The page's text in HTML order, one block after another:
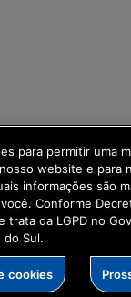
Executiva
para permitir uma
website e para
informações são
Conforme
trata da LGPD no
do Sul.
cookies